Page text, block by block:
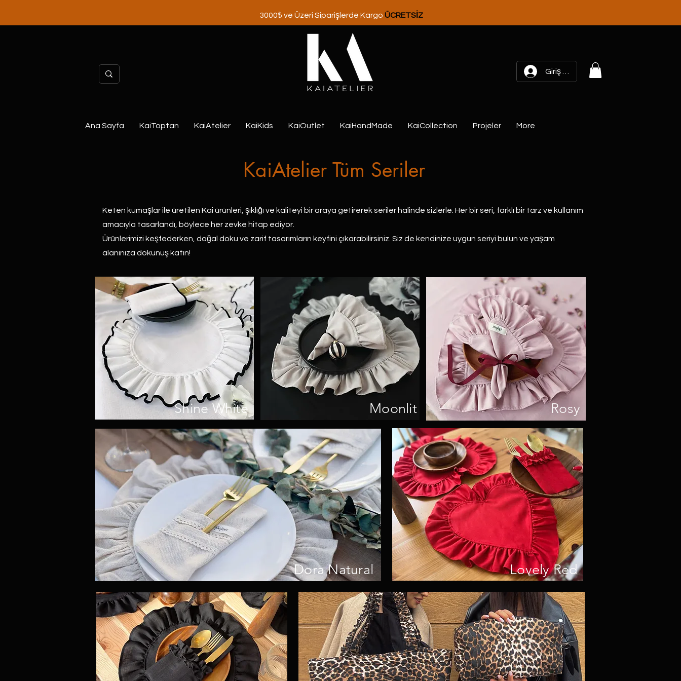
3000₺ ve Üzeri Siparişlerde Kargo ÜCRETSİZ
Giriş yap
Ana Sayfa KaiToptan KaiAtelier KaiKids KaiOutlet KaiHandMade KaiCollection Projeler More
KaiAtelier Tüm Seriler
Keten kumaşlar ile üretilen Kai ürünleri, şıklığı ve kaliteyi bir araya getirerek seriler halinde sizlerle. Her bir seri, farklı bir tarz ve kullanım
amacıyla tasarlandı, böylece her zevke hitap ediyor.
Ürünlerimizi keşfederken, doğal doku ve zarif tasarımların keyfini çıkarabilirsiniz. Siz de kendinize uygun seriyi bulun ve yaşam
alanınıza dokunuş katın!
Shine White Series
Shine White Moonlit Rosy
Dora Natural Lovely Red